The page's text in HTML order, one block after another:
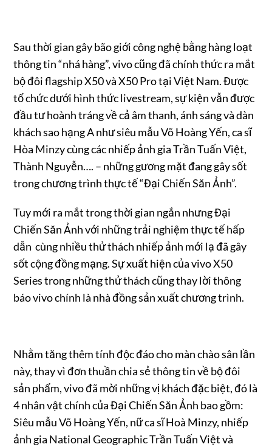
Sau thời gian gây bão giới công nghệ bằng hàng loạt
thông tin “nhá hàng”, vivo cũng đã chính thức ra mắt
bộ đôi flagship X50 và X50 Pro tại Việt Nam. Được
tổ chức dưới hình thức livestream, sự kiện vẫn được
đầu tư hoành tráng về cả âm thanh, ánh sáng và dàn
khách sao hạng A như siêu mẫu Võ Hoàng Yến, ca sĩ
Hòa Minzy cùng các nhiếp ảnh gia Trần Tuấn Việt,
Thành Nguyễn…. – những gương mặt đang gây sốt
trong chương trình thực tế “Đại Chiến Săn Ảnh”.
Tuy mới ra mắt trong thời gian ngắn nhưng Đại
Chiến Săn Ảnh với những trải nghiệm thực tế hấp
dẫn cùng nhiều thử thách nhiếp ảnh mới lạ đã gây
sốt cộng đồng mạng. Sự xuất hiện của vivo X50
Series trong những thử thách cũng thay lời thông
báo vivo chính là nhà đồng sản xuất chương trình.
Nhằm tăng thêm tính độc đáo cho màn chào sân lần
này, thay vì đơn thuần chia sẻ thông tin về bộ đôi
sản phẩm, vivo đã mời những vị khách đặc biệt, đó là
4 nhân vật chính của Đại Chiến Săn Ảnh bao gồm:
Siêu mẫu Võ Hoàng Yến, nữ ca sĩ Hoà Minzy, nhiếp
ảnh gia National Geographic Trần Tuấn Việt và